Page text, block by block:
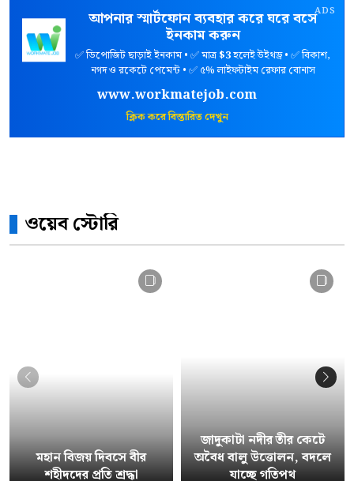
ADS
আপনার স্মার্টফোন ব্যবহার করে ঘরে বসে
ইনকাম করুন
✅ ডিপোজিট ছাড়াই ইনকাম • ✅ মাত্র$3হলেই উইথড্র • ✅ বিকাশ,
নগদ ও রকেটে পেমেন্ট • ✅ ৫% লাইফটাইম রেফার বোনাস
www.workmatejob.com
ক্লিক করে বিস্তারিত দেখুন
ওয়েব স্টোরি
মহান বিজয় দিবসে বীর
শহীদদের প্রতি শ্রদ্ধা
জাদুকাটা নদীর তীর কেটে
অবৈধ বালু উত্তোলন, বদলে
যাচ্ছে গতিপথ